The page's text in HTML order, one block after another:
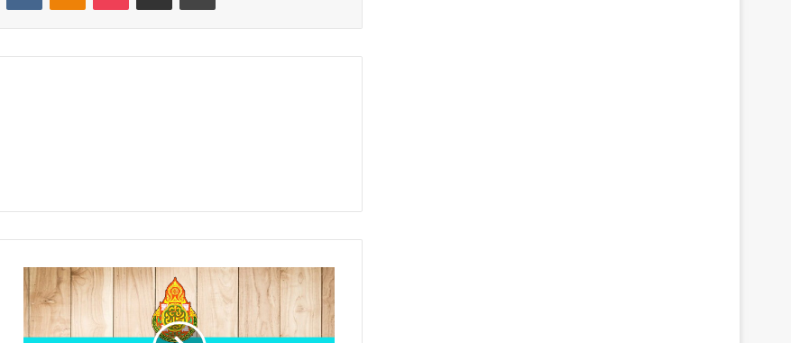
กศจ.สงขลา
ประกาศ
รับ
สมัคร